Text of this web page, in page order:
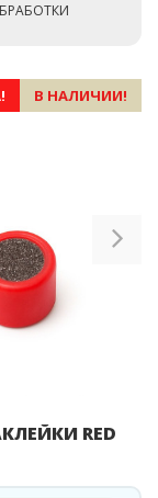
В НАЛИЧИИ!
RED